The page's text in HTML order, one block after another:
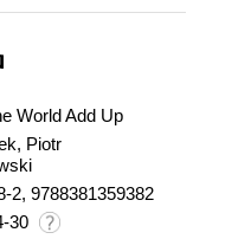
World Add Up
Piotr
2, 9788381359382
30